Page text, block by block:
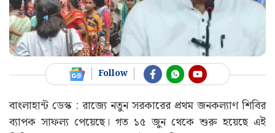
Follow
বাংলাহান্ট ডেস্ক : রাজ্যে নতুন সরকারের প্রথম জনকল্যাণ শিবির
ব্যাপক সাফল্য পেয়েছে। গত ১৫ জুন থেকে শুরু হয়েছে এই